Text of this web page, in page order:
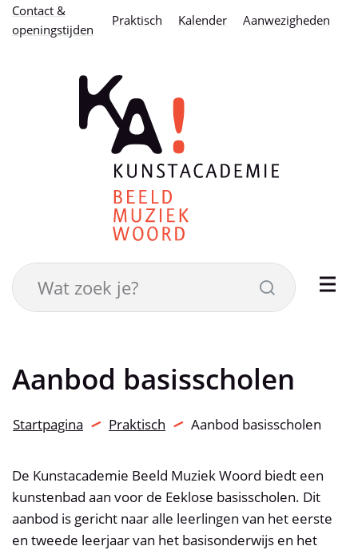
inhoud
Contact &
openingstijden
Praktisch Kalender Aanwezigheden
Kunstacademie
Wat
zoek
je?
Zoeken
Aanbod basisscholen
Startpagina Praktisch Aanbod basisscholen
De Kunstacademie Beeld Muziek Woord biedt een
kunstenbad aan voor de Eeklose basisscholen. Dit
aanbod is gericht naar alle leerlingen van het eerste
en tweede leerjaar van het basisonderwijs en het